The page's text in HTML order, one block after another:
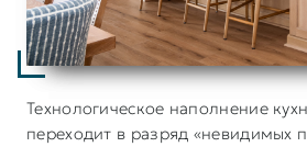
Технологическое наполнение
переходит в разряд «невидимых